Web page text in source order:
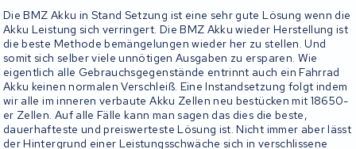
Die BMZ Akku in Stand Setzung ist eine sehr gute Lösung wenn die
Akku Leistung sich verringert. Die BMZ Akku wieder Herstellung ist
die beste Methode bemängelungen wieder her zu stellen. Und
somit sich selber viele unnötigen Ausgaben zu ersparen. Wie
eigentlich alle Gebrauchsgegenstände entrinnt auch ein Fahrrad
Akku keinen normalen Verschleiß. Eine Instandsetzung folgt indem
wir alle im inneren verbaute Akku Zellen neu bestücken mit 18650-
er Zellen. Auf alle Fälle kann man sagen das dies die beste,
dauerhafteste und preiswerteste Lösung ist. Nicht immer aber lässt
der Hintergrund einer Leistungsschwäche sich in verschlissene